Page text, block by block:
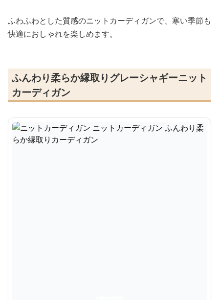
ふわふわとした質感のニットカーディガンで、寒い季節も
快適におしゃれを楽しめます。
ふんわり柔らか縁取りグレーシャギーニット
カーディガン